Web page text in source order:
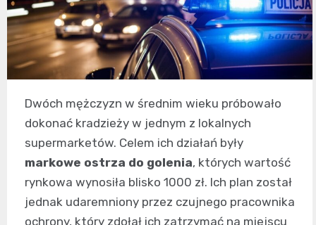
Dwóch mężczyzn w średnim wieku próbowało
dokonać kradzieży w jednym z lokalnych
supermarketów. Celem ich działań były
markowe ostrza do golenia, których wartość
rynkowa wynosiła blisko 1000 zł. Ich plan został
jednak udaremniony przez czujnego pracownika
ochrony, który zdołał ich zatrzymać na miejscu